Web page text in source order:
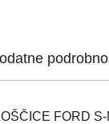
FORD S-